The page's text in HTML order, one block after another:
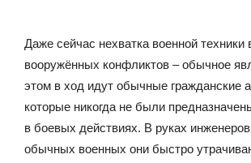
Даже сейчас нехватка военной техники
вооружённых конфликтов – обычное
этом в ход идут обычные гражданские
которые никогда не были
в боевых действиях. В руках
обычных военных они быстро